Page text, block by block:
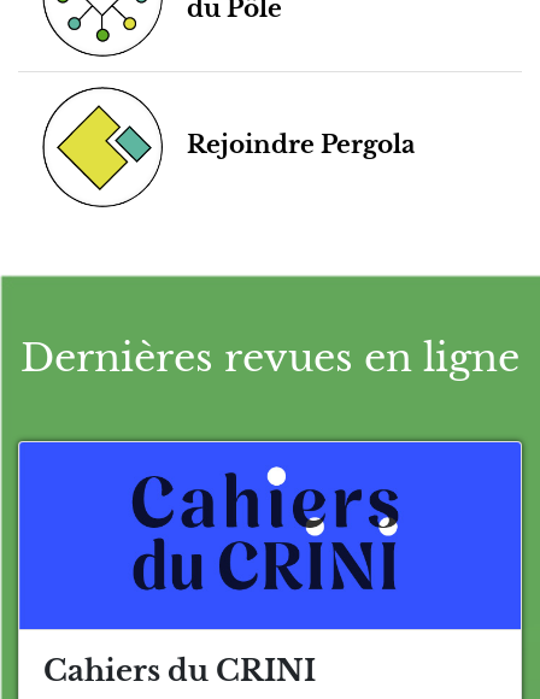
du Pôle
Rejoindre Pergola
Dernières revues en ligne
Cahiers du CRINI